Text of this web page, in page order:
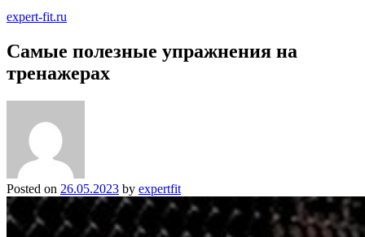
expert-fit.ru
Самые полезные упражнения на
тренажерах
Posted on 26.05.2023 by expertfit